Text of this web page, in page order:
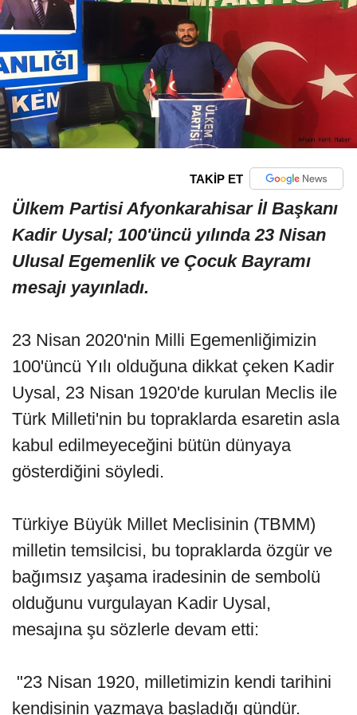
TAKİP ET
Ülkem Partisi Afyonkarahisar İl Başkanı
Kadir Uysal; 100'üncü yılında 23 Nisan
Ulusal Egemenlik ve Çocuk Bayramı
mesajı yayınladı.
23 Nisan 2020'nin Milli Egemenliğimizin
100'üncü Yılı olduğuna dikkat çeken Kadir
Uysal, 23 Nisan 1920'de kurulan Meclis ile
Türk Milleti'nin bu topraklarda esaretin asla
kabul edilmeyeceğini bütün dünyaya
gösterdiğini söyledi.
Türkiye Büyük Millet Meclisinin (TBMM)
milletin temsilcisi, bu topraklarda özgür ve
bağımsız yaşama iradesinin de sembolü
olduğunu vurgulayan Kadir Uysal,
mesajına şu sözlerle devam etti:
"23 Nisan 1920, milletimizin kendi tarihini
kendisinin yazmaya başladığı gündür.